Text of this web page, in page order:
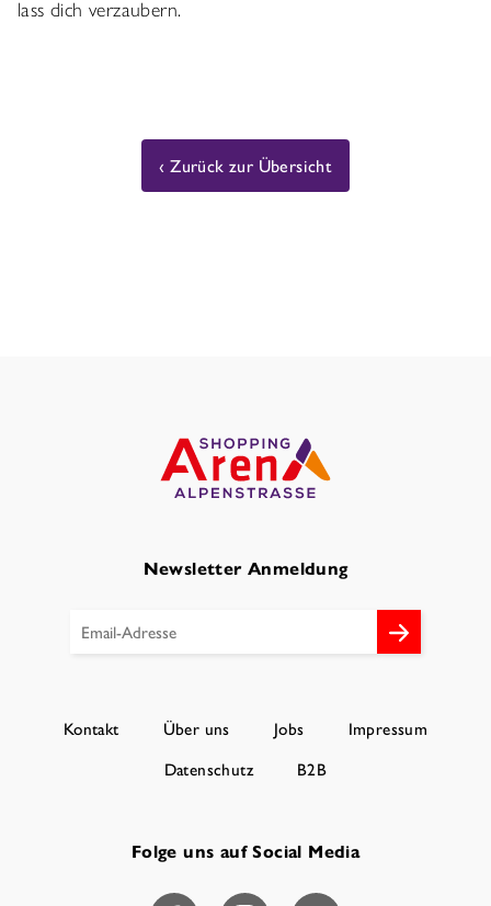
lass dich verzaubern.
Zurück zur Übersicht
Newsletter Anmeldung
Kontakt Über uns Jobs
Impressum
Datenschutz
B2B
Folge uns auf Social Media